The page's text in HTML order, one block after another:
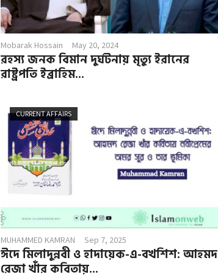
Mobarak Hossain May 20, 2024
রহস্য জনক বিমান দুর্ঘটনায় মৃত্যু ইরানের
রাষ্ট্রপতি ইব্রাহিম...
CURRENT AFFAIRS
MUHAMMED KAMRAN Sep 7, 2025
ঈদে মিলাদুন্নবী ও হাদায়েক-এ-বখশিশ: আহমদ
রেজা খাঁর কবিতায়...